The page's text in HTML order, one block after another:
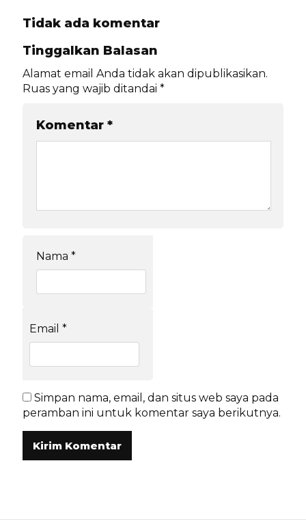
Tidak ada komentar
Tinggalkan Balasan
Alamat email Anda tidak akan dipublikasikan.
Ruas yang wajib ditandai *
Komentar *
Nama *
Email *
Simpan nama, email, dan situs web saya pada
peramban ini untuk komentar saya berikutnya.